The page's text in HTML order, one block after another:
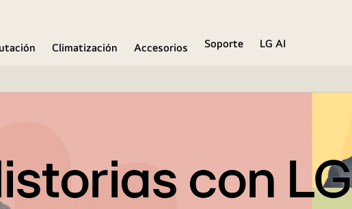
Climatización Accesorios Soporte
LG AI
con LG